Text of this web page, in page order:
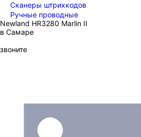
Сканеры штрихкодов
Ручные проводные
Newland HR3280 Marlin II
в Самаре
звоните